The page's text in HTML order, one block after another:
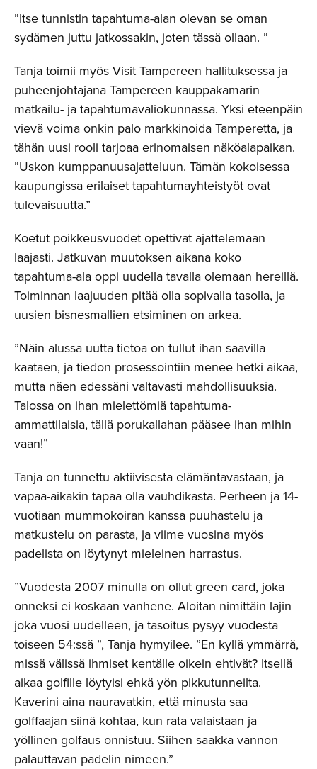
”Itse tunnistin tapahtuma-alan olevan se oman
sydämen juttu jatkossakin, joten tässä ollaan. ”
Tanja toimii myös Visit Tampereen hallituksessa ja
puheenjohtajana Tampereen kauppakamarin
matkailu- ja tapahtumavaliokunnassa. Yksi eteenpäin
vievä voima onkin palo markkinoida Tamperetta, ja
tähän uusi rooli tarjoaa erinomaisen näköalapaikan.
”Uskon kumppanuusajatteluun. Tämän kokoisessa
kaupungissa erilaiset tapahtumayhteistyöt ovat
tulevaisuutta.”
Koetut poikkeusvuodet opettivat ajattelemaan
laajasti. Jatkuvan muutoksen aikana koko
tapahtuma-ala oppi uudella tavalla olemaan hereillä.
Toiminnan laajuuden pitää olla sopivalla tasolla, ja
uusien bisnesmallien etsiminen on arkea.
”Näin alussa uutta tietoa on tullut ihan saavilla
kaataen, ja tiedon prosessointiin menee hetki aikaa,
mutta näen edessäni valtavasti mahdollisuuksia.
Talossa on ihan mielettömiä tapahtuma-
ammattilaisia, tällä porukallahan pääsee ihan mihin
vaan!”
Tanja on tunnettu aktiivisesta elämäntavastaan, ja
vapaa-aikakin tapaa olla vauhdikasta. Perheen ja 14-
vuotiaan mummokoiran kanssa puuhastelu ja
matkustelu on parasta, ja viime vuosina myös
padelista on löytynyt mieleinen harrastus.
”Vuodesta 2007 minulla on ollut green card, joka
onneksi ei koskaan vanhene. Aloitan nimittäin lajin
joka vuosi uudelleen, ja tasoitus pysyy vuodesta
toiseen 54:ssä ”, Tanja hymyilee. ”En kyllä ymmärrä,
missä välissä ihmiset kentälle oikein ehtivät? Itsellä
aikaa golfille löytyisi ehkä yön pikkutunneilta.
Kaverini aina nauravatkin, että minusta saa
golffaajan siinä kohtaa, kun rata valaistaan ja
yöllinen golfaus onnistuu. Siihen saakka vannon
palauttavan padelin nimeen.”